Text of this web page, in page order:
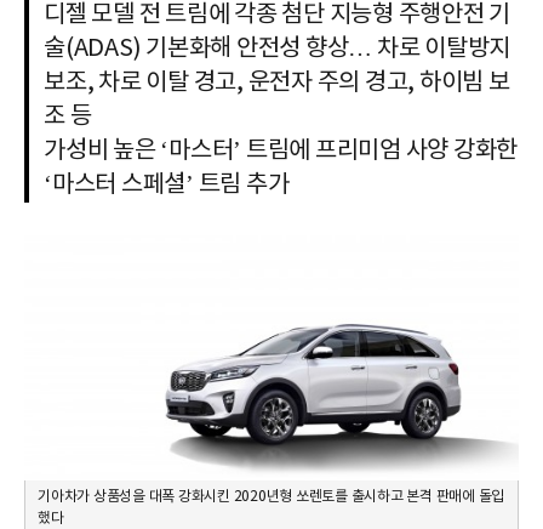
디젤 모델 전 트림에 각종 첨단 지능형 주행안전 기
술(ADAS) 기본화해 안전성 향상… 차로 이탈방지
보조, 차로 이탈 경고, 운전자 주의 경고, 하이빔 보
조 등
가성비 높은 ‘마스터’ 트림에 프리미엄 사양 강화한
‘마스터 스페셜’ 트림 추가
기아차가 상품성을 대폭 강화시킨 2020년형 쏘렌토를 출시하고 본격 판매에 돌입
했다